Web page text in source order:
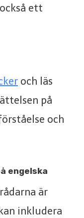
ett
och läs
på
och
engelska
är
inkludera